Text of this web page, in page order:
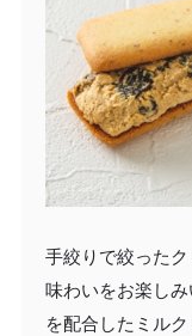
手絞りで絞った
味わいをお楽し
を配合したミル